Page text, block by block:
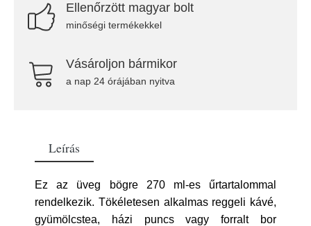
Ellenőrzött magyar bolt
minőségi termékekkel
Vásároljon bármikor
a nap 24 órájában nyitva
Leírás
Ez az üveg bögre 270 ml-es űrtartalommal
rendelkezik. Tökéletesen alkalmas reggeli kávé,
gyümölcstea, házi puncs vagy forralt bor